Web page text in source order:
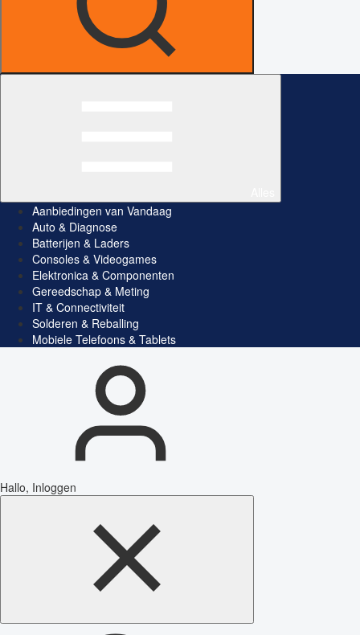
Aanbiedingen van Vandaag
Auto & Diagnose
Batterijen & Laders
Consoles & Videogames
Elektronica & Componenten
Gereedschap & Meting
IT & Connectiviteit
Solderen & Reballing
Mobiele Telefoons & Tablets
Hallo, Inloggen